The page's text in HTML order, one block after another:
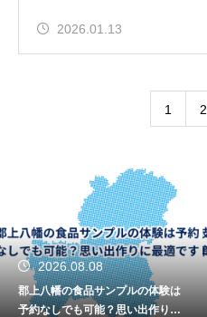
2026.01.13
1 2
2026.08.08
郡上八幡の食品サンプルの体験は
予約なしでも可能？思い出作りに